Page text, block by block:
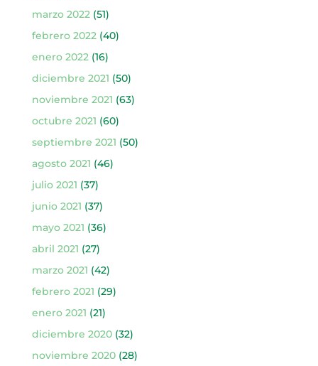
marzo 2022 (51)
febrero 2022 (40)
enero 2022 (16)
diciembre 2021 (50)
noviembre 2021 (63)
octubre 2021 (60)
septiembre 2021 (50)
agosto 2021 (46)
julio 2021 (37)
junio 2021 (37)
mayo 2021 (36)
abril 2021 (27)
marzo 2021 (42)
febrero 2021 (29)
enero 2021 (21)
diciembre 2020(32)
noviembre 2020(28)